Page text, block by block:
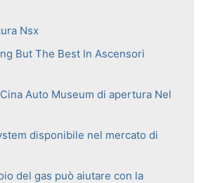
Nsx
But The Best In Ascensori
Auto Museum di apertura Nel
disponibile nel mercato di
del gas può aiutare con la